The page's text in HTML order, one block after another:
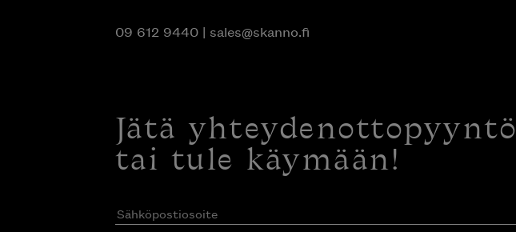
09 612 9440| sales@skanno.fi
Jätä yhteydenottopyyntö
tai tule käymään!
Sähköpostiosoite(Pakollinen)